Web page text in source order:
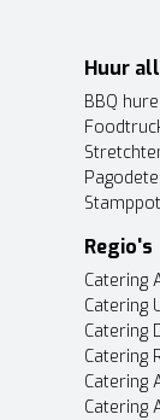
Huur
BBQ
Regio's
Catering
Catering
Catering
Catering
Catering
Catering